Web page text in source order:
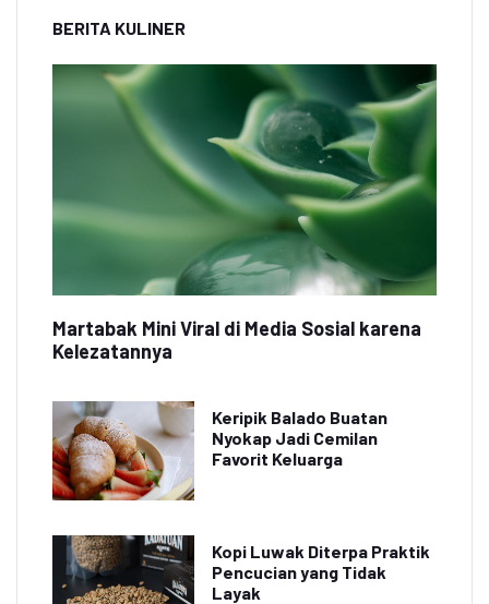
BERITA KULINER
Martabak Mini Viral di Media Sosial karena
Kelezatannya
Keripik Balado Buatan
Nyokap Jadi Cemilan
Favorit Keluarga
Kopi Luwak Diterpa Praktik
Pencucian yang Tidak
Layak